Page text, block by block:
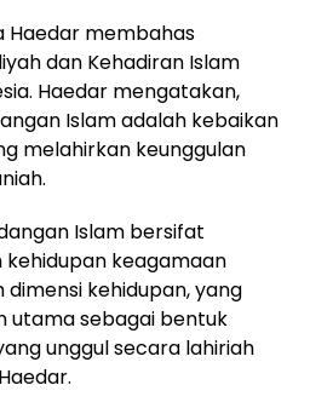
Haedar membahas
dan Kehadiran Islam
Haedar mengatakan,
Islam adalah kebaikan
melahirkan keunggulan
Islam bersifat
keagamaan
kehidupan, yang
utama sebagai bentuk
unggul secara lahiriah